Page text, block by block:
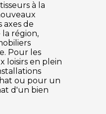
à la
de
région,
Pour les
loisirs en plein
ou pour un
d'un bien